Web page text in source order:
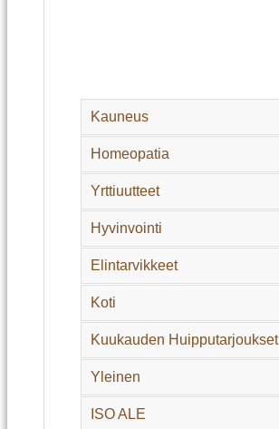
Kauneus
Homeopatia
Yrttiuutteet
Hyvinvointi
Elintarvikkeet
Koti
Kuukauden Huipputarjoukset
Yleinen
ISO ALE